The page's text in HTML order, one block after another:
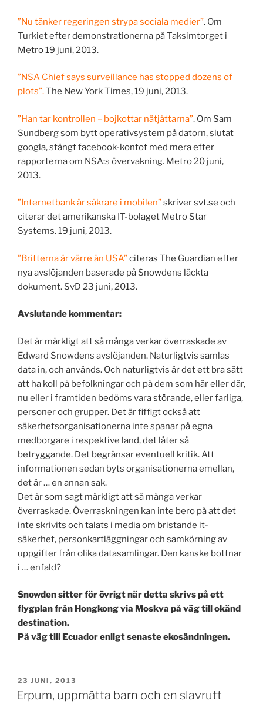
”Nu tänker regeringen strypa sociala medier”. Om
Turkiet efter demonstrationerna på Taksimtorget i
Metro 19 juni, 2013.
”NSA Chief says surveillance has stopped dozens of
plots”.The New York Times, 19 juni, 2013.
”Han tar kontrollen – bojkottar nätjättarna”. Om Sam
Sundberg som bytt operativsystem på datorn, slutat
googla, stängt facebook-kontot med mera efter
rapporterna om NSA:s övervakning. Metro 20 juni,
2013.
”Internetbank är säkrare i mobilen”skriver svt.se och
citerar det amerikanska IT-bolaget Metro Star
Systems. 19 juni, 2013.
”Britterna är värre än USA”citeras The Guardian efter
nya avslöjanden baserade på Snowdens läckta
dokument. SvD 23 juni, 2013.
Avslutande kommentar:
Det är märkligt att så många verkar överraskade av
Edward Snowdens avslöjanden. Naturligtvis samlas
data in, och används. Och naturligtvis är det ett bra sätt
att ha koll på befolkningar och på dem som här eller där,
nu eller i framtiden bedöms vara störande, eller farliga,
personer och grupper. Det är fiffigt också att
säkerhetsorganisationerna inte spanar på egna
medborgare i respektive land, det låter så
betryggande. Det begränsar eventuell kritik. Att
informationen sedan byts organisationerna emellan,
det är … en annan sak.
Det är som sagt märkligt att så många verkar
överraskade. Överraskningen kan inte bero på att det
inte skrivits och talats i media om bristande it-
säkerhet, personkartläggningar och samkörning av
uppgifter från olika datasamlingar. Den kanske bottnar
i … enfald?
Snowden sitter för övrigt när detta skrivs på ett
flygplan från Hongkong via Moskva på väg till okänd
destination.
På väg till Ecuador enligt senaste ekosändningen.
PUBLICERAT
23 JUNI, 2013
Erpum, uppmätta barn och en slavrutt